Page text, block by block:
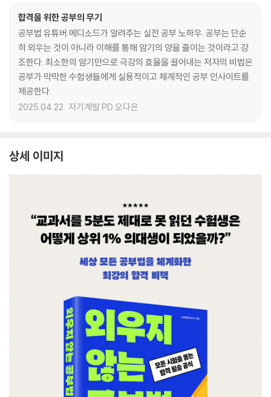
합격을 위한 공부의 무기
공부법 유튜버 메디소드가 알려주는 실전 공부 노하우. 공부는 단순
히 외우는 것이 아니라 이해를 통해 암기의 양을 줄이는 것이라고 강
조한다. 최소한의 암기만으로 극강의 효율을 끌어내는 저자의 비법은
공부가 막막한 수험생들에게 실용적이고 체계적인 공부 인사이트를
제공한다.
2025.04.22. 자기계발 PD 오다은
상세 이미지